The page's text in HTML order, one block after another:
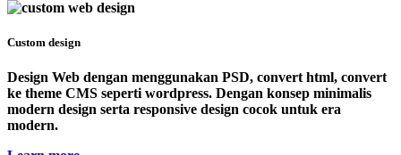
Custom design
Design Web dengan menggunakan PSD, convert html, convert
ke theme CMS seperti wordpress. Dengan konsep minimalis
modern design serta responsive design cocok untuk era
modern.